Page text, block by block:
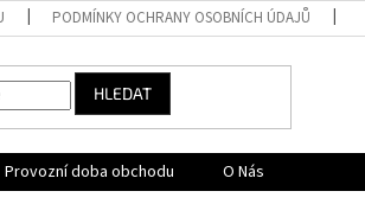
PODMÍNKY OCHRANY OSOBNÍCH ÚDAJŮ
HLEDAT
Provozní doba obchodu
O Nás